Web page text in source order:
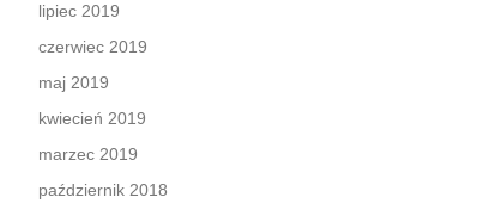
lipiec 2019
czerwiec 2019
maj 2019
kwiecień 2019
marzec 2019
październik 2018